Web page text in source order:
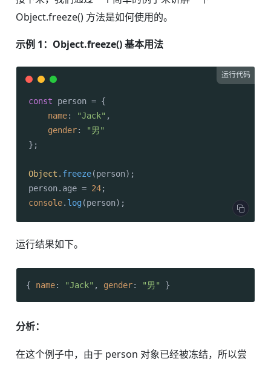
Object.freeze() 方法是如何使用的。
示例 1：Object.freeze() 基本用法
运行代码
const person = {
name: "Jack" ,
gender:
"男"
};
Object . freeze(person);
person. age = 24
console. log(person);
运行结果如下。
{ name: "Jack" , gender: "男" }
分析：
在这个例子中，由于 person 对象已经被冻结，所以尝